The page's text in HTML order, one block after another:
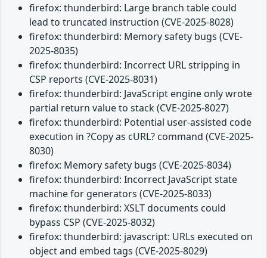
firefox: thunderbird: Large branch table could
lead to truncated instruction (CVE-2025-8028)
firefox: thunderbird: Memory safety bugs (CVE-
2025-8035)
firefox: thunderbird: Incorrect URL stripping in
CSP reports (CVE-2025-8031)
firefox: thunderbird: JavaScript engine only wrote
partial return value to stack (CVE-2025-8027)
firefox: thunderbird: Potential user-assisted code
execution in ?Copy as cURL? command (CVE-2025-
8030)
firefox: Memory safety bugs (CVE-2025-8034)
firefox: thunderbird: Incorrect JavaScript state
machine for generators (CVE-2025-8033)
firefox: thunderbird: XSLT documents could
bypass CSP (CVE-2025-8032)
firefox: thunderbird: javascript: URLs executed on
object and embed tags (CVE-2025-8029)